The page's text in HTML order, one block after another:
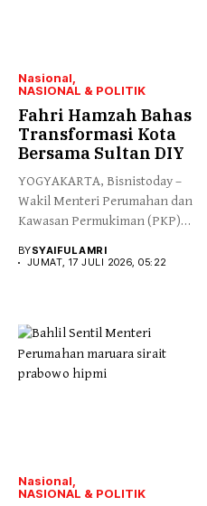
Nasional
NASIONAL & POLITIK
Fahri Hamzah Bahas
Transformasi Kota
Bersama Sultan DIY
YOGYAKARTA, Bisnistoday –
Wakil Menteri Perumahan dan
Kawasan Permukiman (PKP)
BYSYAIFUL AMRI
JUMAT, 17 JULI 2026, 05:22
Nasional
NASIONAL & POLITIK